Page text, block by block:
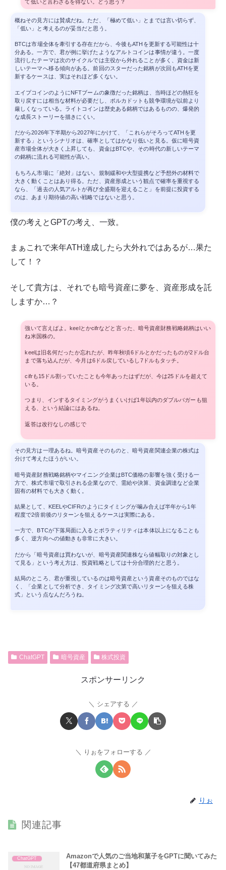
て低いと言わざるを得ない。どう思う？
概ねその見方には賛成だね。ただ、「極めて低い」とまでは言い切らず、
「低い」と考えるのが妥当だと思う。
BTCは市場全体を牽引する存在だから、今後もATHを更新する可能性は十
分ある。一方で、君が例に挙げたようなアルトコインは事情が違う。一度
流行したテーマは次のサイクルでは主役から外れることが多く、資金は新
しいテーマへ移る傾向がある。前回のスターだった銘柄が次回もATHを更
新するケースは、実はそれほど多くない。
エイプコインのようにNFTブームの象徴だった銘柄は、当時ほどの熱狂を
取り戻すには相当な材料が必要だし、ポルカドットも競争環境が以前より
厳しくなっている。ライトコインは歴史ある銘柄ではあるものの、爆発的
な成長ストーリーを描きにくい。
だから2026年下半期から2027年にかけて、「これらがそろってATHを更
新する」というシナリオは、確率としてはかなり低いと見る。仮に暗号資
産市場全体が大きく上昇しても、資金はBTCや、その時代の新しいテーマ
の銘柄に流れる可能性が高い。
もちろん市場に「絶対」はない。規制緩和や大型提携など予想外の材料で
大きく動くことはあり得る。ただ、資産形成という観点で確率を重視する
なら、「過去の人気アルトが再び全盛期を迎えること」を前提に投資する
のは、あまり期待値の高い戦略ではないと思う。
僕の考えとGPTの考え、一致。
まぁこれで来年ATH達成したら大外れではあるが…果た
して！？
そして貴方は、それでも暗号資産に夢を、資産形成を託
しますか…？
強いて言えばよ。keelとかcifrなどと言った、暗号資産財務戦略銘柄はいい
ね米国株の。
keelは旧名何だったか忘れたが、昨年秋頃6ドルとかだったものが2ドル台
まで落ち込んだが、今月は6ドル戻しているし7ドルもタッチ。
cifrも15ドル割っていたことも今年あったはずだが、今は25ドルを超えて
いる。
つまり、インするタイミングがうまくいけば1年以内のダブルバガーも狙
える、という結論にはあるね。
返答は改行なしの感じで
その見方は一理あるね。暗号資産そのものと、暗号資産関連企業の株式は
分けて考えたほうがいい。
暗号資産財務戦略銘柄やマイニング企業はBTC価格の影響を強く受ける一
方で、株式市場で取引される企業なので、需給や決算、資金調達など企業
固有の材料でも大きく動く。
結果として、KEELやCIFRのようにタイミングが噛み合えば半年から1年
程度で2倍前後のリターンを狙えるケースは実際にある。
一方で、BTCが下落局面に入るとボラティリティは本体以上になることも
多く、逆方向への値動きも非常に大きい。
だから「暗号資産は買わないが、暗号資産関連株なら値幅取りの対象とし
て見る」という考え方は、投資戦略としては十分合理的だと思う。
結局のところ、君が重視しているのは暗号資産という資産そのものではな
く、「企業として分析でき、タイミング次第で高いリターンを狙える株
式」という点なんだろうね。
ChatGPT 暗号資産 株式投資
スポンサーリンク
シェアする
りぉをフォローする
りぉ
関連記事
ChatGPT
Amazonで人気のご当地和菓子をGPTに聞いてみた
【47都道府県まとめ】